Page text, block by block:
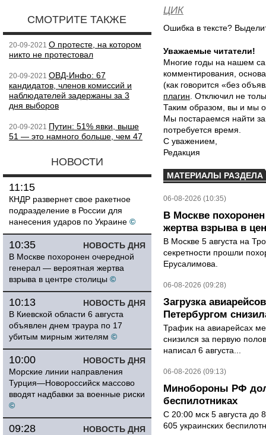
СМОТРИТЕ ТАКЖЕ
20-09-2021 О протесте, на котором
никто не протестовал
20-09-2021 ОВД-Инфо: 67
кандидатов, членов комиссий и
наблюдателей задержаны за 3
дня выборов
20-09-2021 Путин: 51% явки, выше
51 — это намного больше, чем 47
НОВОСТИ
11:15
КНДР развернет свое ракетное
подразделение в России для
нанесения ударов по Украине ©
НОВОСТЬ ДНЯ
10:35
В Москве похоронен очередной
генерал — вероятная жертва
взрыва в центре столицы ©
НОВОСТЬ ДНЯ
10:13
В Киевской области 6 августа
объявлен днем траура по 17
убитым мирным жителям ©
НОВОСТЬ ДНЯ
10:00
Морские линии направления
Турция—Новороссийск массово
вводят надбавки за военные риски
©
НОВОСТЬ ДНЯ
09:28
ЦИК
Ошибка в тексте?
Уважаемые читатели!
Многие годы на нашем
комментирования,
(как говорится «без
плагин . Отключил не
Таким образом, вы и мы
Мы постараемся найти
потребуется время.
С уважением,
Редакция
МАТЕРИАЛЫ РАЗДЕЛА
06-08-2026 (10:35)
В Москве
жертва взрыва в
В Москве 5 августа на
секретности прошли
Ерусалимова.
06-08-2026 (09:28)
Загрузка
Петербургом
Трафик на авиарейсах
снизился за первую
написал 6 августа...
06-08-2026 (09:13)
Минобороны РФ
беспилотниках
С 20:00 мск 5 августа до
605 украинских